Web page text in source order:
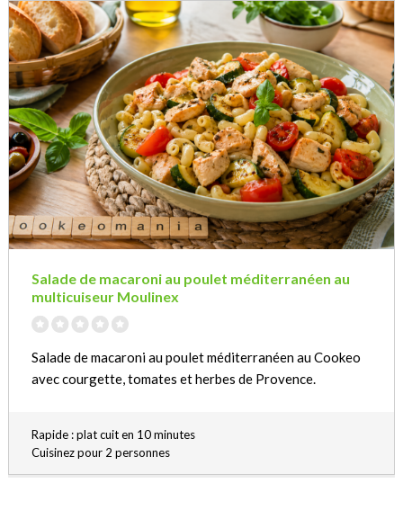
Salade de macaroni au poulet méditerranéen au
multicuiseur Moulinex
Salade de macaroni au poulet méditerranéen au Cookeo
avec courgette, tomates et herbes de Provence.
Rapide : plat cuit en 10 minutes
Cuisinez pour 2 personnes